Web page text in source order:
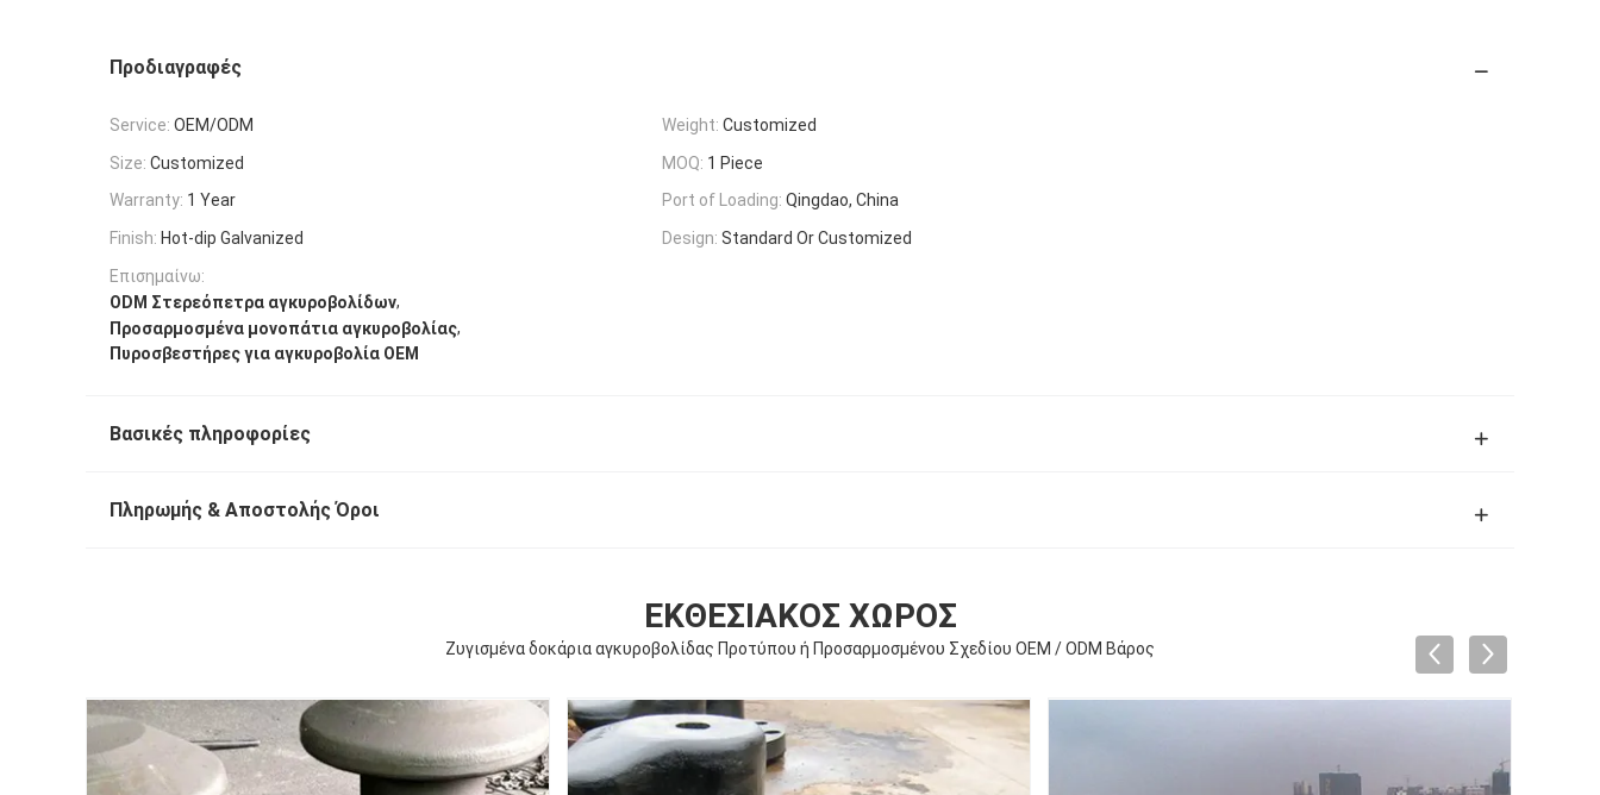
Προδιαγραφές
Service: OEM/ODM Weight: Customized
Size: Customized MOQ: 1 Piece
Warranty: 1 Year Port of Loading: Qingdao, China
Finish: Hot-dip Galvanized Design: Standard Or Customized
Επισημαίνω:
ODM Στερεόπετρα αγκυροβολίδων,
Προσαρμοσμένα μονοπάτια αγκυροβολίας,
Πυροσβεστήρες για αγκυροβολία OEM
Βασικές πληροφορίες
Πληρωμής & Αποστολής Όροι
ΕΚΘΕΣΙΑΚΌΣ ΧΏΡΟΣ
Ζυγισμένα δοκάρια αγκυροβολίδας Προτύπου ή Προσαρμοσμένου Σχεδίου OEM / ODM Βάρος